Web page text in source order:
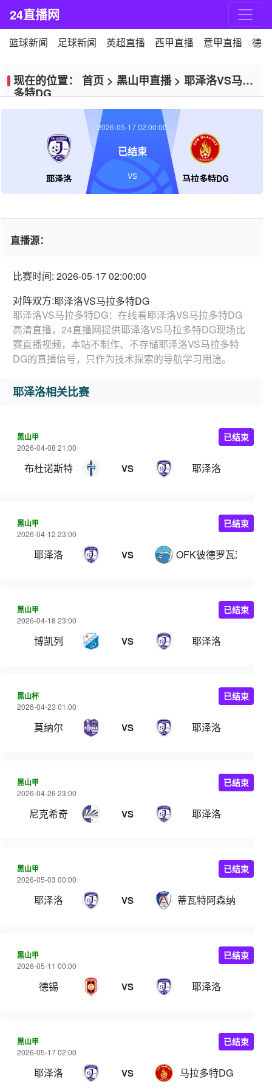
24直播网
篮球新闻 足球新闻 英超直播 西甲直播 意甲直播 德
现在的位置： 首页 > 黑山甲直播> 耶泽洛VS马拉
多特DG
耶泽洛 马拉多特DG
2026-05-17 02:00:00
已结束
VS
直播源：
比赛时间: 2026-05-17 02:00:00
对阵双方:耶泽洛VS马拉多特DG
耶泽洛VS马拉多特DG：在线看耶泽洛VS马拉多特DG
高清直播，24直播网提供耶泽洛VS马拉多特DG现场比
赛直播视频，本站不制作、不存储耶泽洛VS马拉多特
DG的直播信号，只作为技术探索的导航学习用途。
耶泽洛相关比赛
黑山甲
2026-04-08 21:00
布杜诺斯特 VS 耶泽洛
已结束
黑山甲
2026-04-12 23:00
耶泽洛 VS OFK彼德罗瓦茨
已结束
黑山甲
2026-04-18 23:00
博凯列 VS 耶泽洛
已结束
黑山杯
2026-04-23 01:00
莫纳尔 VS 耶泽洛
已结束
黑山甲
2026-04-26 23:00
尼克希奇 VS 耶泽洛
已结束
黑山甲
2026-05-03 00:00
耶泽洛 VS 蒂瓦特阿森纳
已结束
黑山甲
2026-05-11 00:00
德锡 VS 耶泽洛
已结束
黑山甲
2026-05-17 02:00
耶泽洛 VS 马拉多特DG
已结束